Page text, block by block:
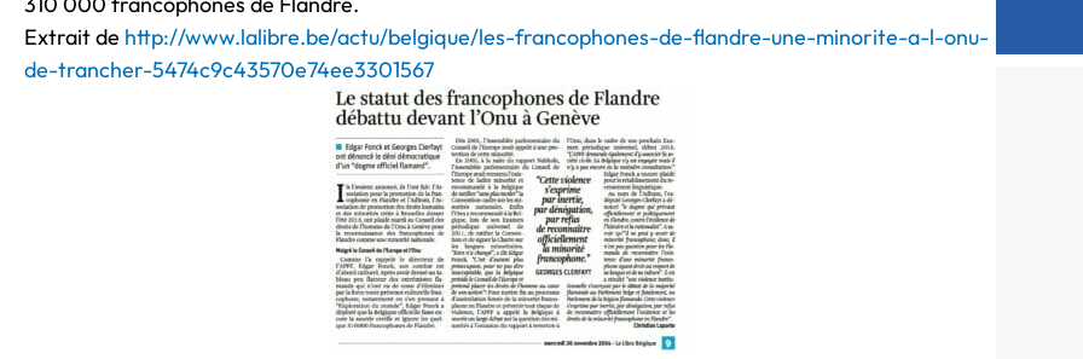
Extrait de http://www.lalibre.be/actu/belgique/les-francophones-de-flandre-une-minorite-a-l-onu-
de-trancher-5474c9c43570e74ee3301567